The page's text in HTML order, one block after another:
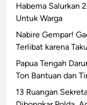
Habema Salurkan
Untuk Warga
Nabire Gempar!
Terlibat karena
Papua Tengah
Ton Bantuan dan
13 Ruangan